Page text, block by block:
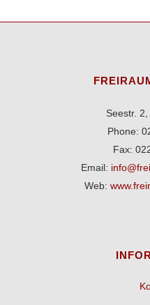
Seestr.
Phone:
Fax:
Email:
Web: